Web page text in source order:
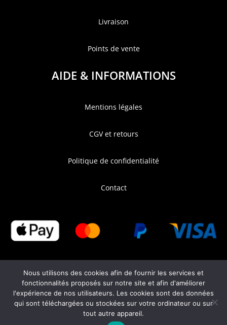
Livraison
Points de vente
AIDE & INFORMATIONS
Mentions légales
CGV et retours
Politique de confidentialité
Contact
Nous utilisons des cookies afin de fournir les services et
fonctionnalités proposés sur notre site et afin d'améliorer
l'expérience de nos utilisateurs. Les cookies sont des données
qui sont téléchargées ou stockées sur votre ordinateur ou sur
tout autre appareil.